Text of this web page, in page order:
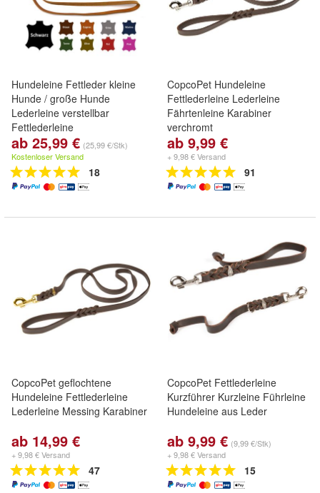
Hundeleine Fettleder kleine
Hunde / große Hunde
Lederleine verstellbar
Fettlederleine
ab 25,99 € (25,99 €/Stk)
Kostenloser Versand
18
CopcoPet Hundeleine
Fettlederleine Lederleine
Fährtenleine Karabiner
verchromt
ab 9,99 €
+ 9,98 € Versand
91
CopcoPet geflochtene
Hundeleine Fettlederleine
Lederleine Messing Karabiner
ab 14,99 €
+ 9,98 € Versand
47
CopcoPet Fettlederleine
Kurzführer Kurzleine Führleine
Hundeleine aus Leder
ab 9,99 € (9,99 €/Stk)
+ 9,98 € Versand
15